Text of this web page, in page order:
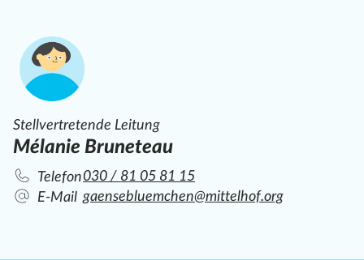
Stellvertretende Leitung
Mélanie Bruneteau
Telefon030 / 81 05 81 15
E-Mail gaensebluemchen@mittelhof.org